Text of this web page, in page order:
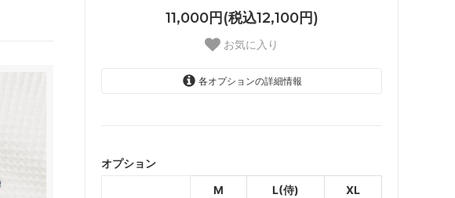
11,000円(税込12,100円)
お気に入り
各オプションの詳細情報
オプション
M
L(侍) XL